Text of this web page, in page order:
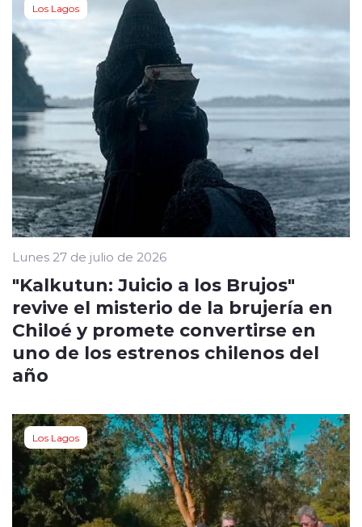
Los Lagos
Lunes 27 de julio de 2026
"Kalkutun: Juicio a los Brujos"
revive el misterio de la brujería en
Chiloé y promete convertirse en
uno de los estrenos chilenos del
año
Los Lagos